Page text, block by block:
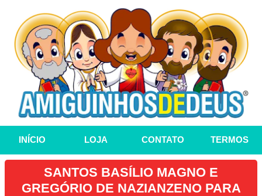
INÍCIO LOJA CONTATO TERMOS
SANTOS BASÍLIO MAGNO E
GREGÓRIO DE NAZIANZENO PARA